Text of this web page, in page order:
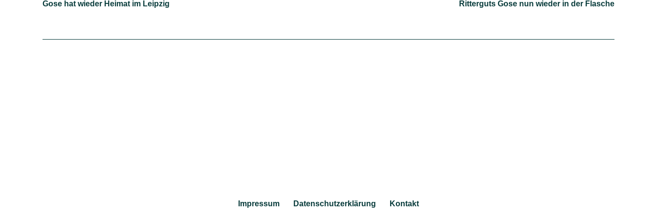
Gose hat wieder Heimat im Leipzig Ritterguts Gose nun wieder in der Flasche
Impressum Datenschutzerklärung Kontakt